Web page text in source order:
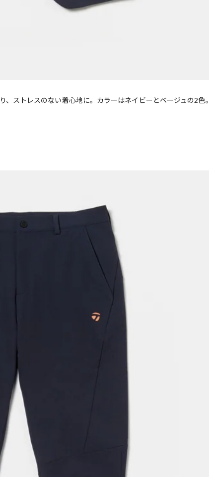
ストレスのない着心地に。カラーはネイビーとベージュの2色。